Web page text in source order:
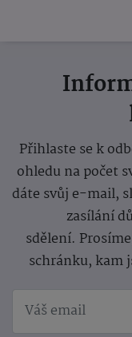
Přihlaste se k
ohledu na počet
dáte svůj e-mail,
zasílání
sdělení.
schránku, kam